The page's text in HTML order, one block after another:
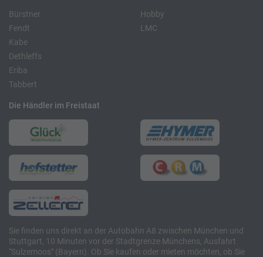
Bürstner
Fendt
Kabe
Hobby
LMC
Dethleffs
Eriba
Tabbert
Die Händler im Freistaat
Sie finden uns direkt an der Autobahn A8 zwischen München und
Stuttgart, 10 Minuten vor der Stadtgrenze Münchens, Ausfahrt
"Sulzemoos" (Bayern). Ob Sie kaufen oder mieten möchten, ob Sie